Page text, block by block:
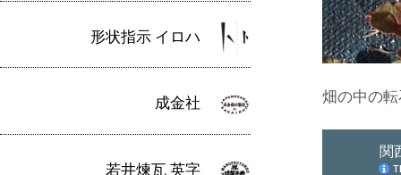
形状指示 イロハ
成金社
若井煉瓦 英字
畑の中の